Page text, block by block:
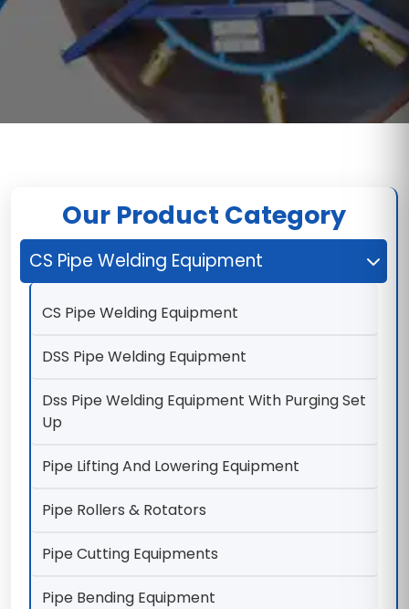
Our Product Category
CS Pipe Welding Equipment
CS Pipe Welding Equipment
DSS Pipe Welding Equipment
Dss Pipe Welding Equipment With Purging Set
Up
Pipe Lifting And Lowering Equipment
Pipe Rollers & Rotators
Pipe Cutting Equipments
Pipe Bending Equipment